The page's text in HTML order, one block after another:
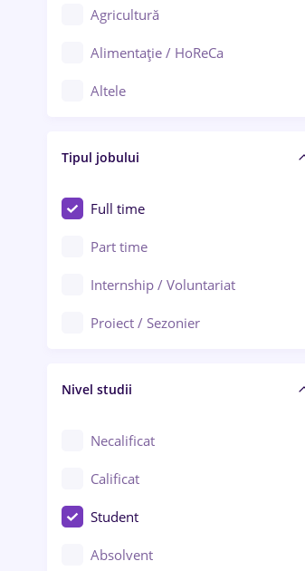
Ploiești
Arad
Baia Mare
Bârlad
Bistrița (Bistrița-Năsăud)
Agricultură
Alimentație / HoReCa
Altele
Asigurări
Au pair / Babysitter / Curățenie
Audit / Consultanță
Auto / Echipamente
Automatizări
Cercetare - dezvoltare
Chimie / Biochimie
Confecții / Design vestimentar
Construcții / Instalații
Controlul calității
Tipul jobului
Full time
Part time
Internship / Voluntariat
Proiect / Sezonier
Nivel studii
Necalificat
Calificat
Student
Absolvent